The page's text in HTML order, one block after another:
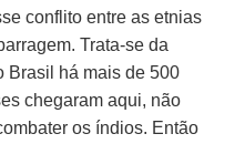
conflito entre as etnias
Trata-se da
Brasil há mais de 500
chegaram aqui, não
os índios. Então